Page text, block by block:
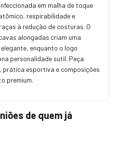
em malha de toque
respirabilidade e
à redução de costuras. O
alongadas criam uma
enquanto o logo
personalidade sutil. Peça
prática esportiva e composições
premium.
de quem já